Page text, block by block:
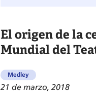
El origen de la
Mundial del
Medley
21 de marzo, 2018